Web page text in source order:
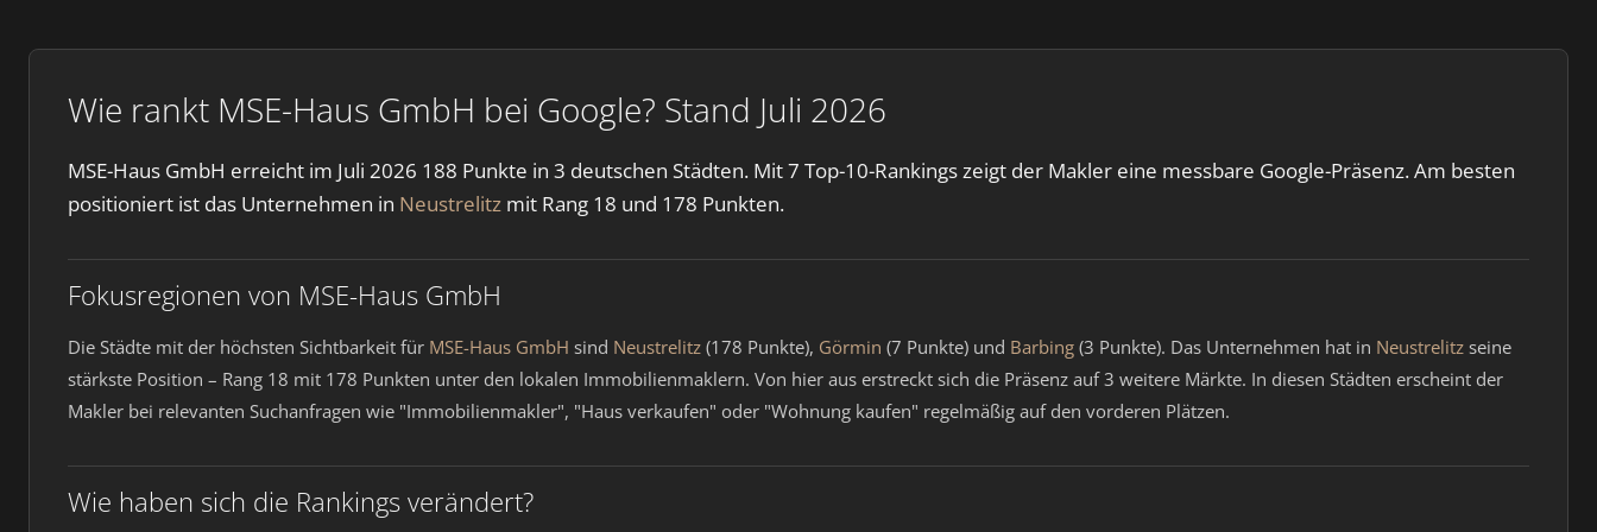
Wie rankt MSE-Haus GmbH bei Google? Stand Juli 2026
MSE-Haus GmbH erreicht im Juli 2026 188 Punkte in 3 deutschen Städten. Mit 7 Top-10-Rankings zeigt der Makler eine messbare Google-Präsenz. Am besten
positioniert ist das Unternehmen in Neustrelitz mit Rang 18 und 178 Punkten.
Fokusregionen von MSE-Haus GmbH
Die Städte mit der höchsten Sichtbarkeit für MSE-Haus GmbH sind Neustrelitz (178 Punkte), Görmin (7 Punkte) und Barbing (3 Punkte). Das Unternehmen hat in Neustrelitz seine
stärkste Position – Rang 18 mit 178 Punkten unter den lokalen Immobilienmaklern. Von hier aus erstreckt sich die Präsenz auf 3 weitere Märkte. In diesen Städten erscheint der
Makler bei relevanten Suchanfragen wie "Immobilienmakler", "Haus verkaufen" oder "Wohnung kaufen" regelmäßig auf den vorderen Plätzen.
Wie haben sich die Rankings verändert?